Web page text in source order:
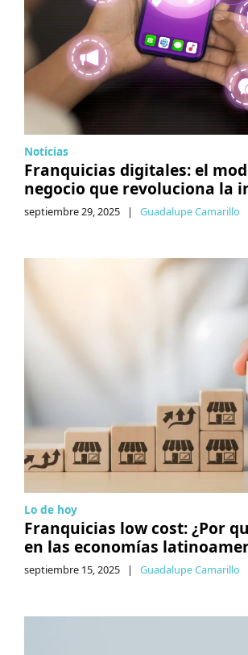
Noticias
Franquicias digitales: el
negocio que revoluciona la
septiembre 29, 2025 | Guadalupe Camarillo
Lo de hoy
Franquicias low cost: ¿Por
en las economías
septiembre 15, 2025 | Guadalupe Camarillo